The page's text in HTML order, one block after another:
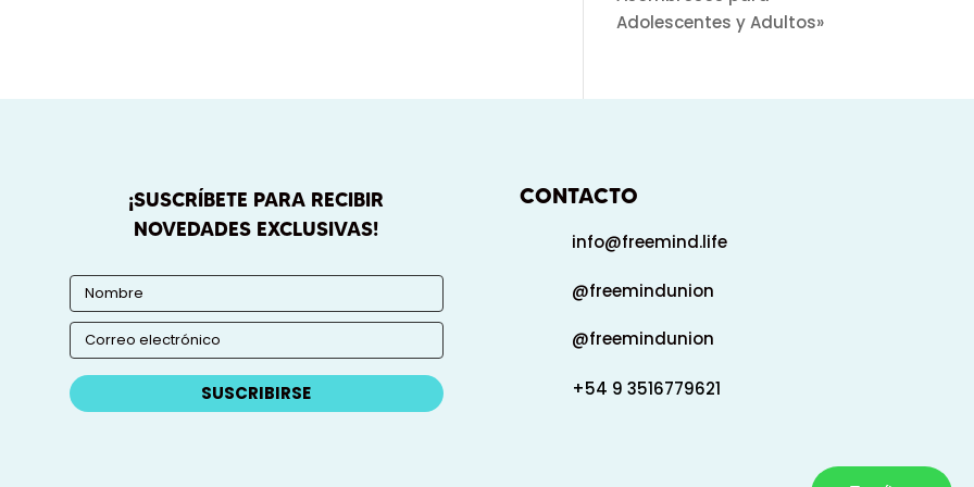
Adolescentes y Adultos»
¡SUSCRÍBETE PARA RECIBIR
NOVEDADES EXCLUSIVAS!
SUSCRIBIRSE
CONTACTO
info@freemind.life
@freemindunion
@freemindunion
+54 9 3516779621